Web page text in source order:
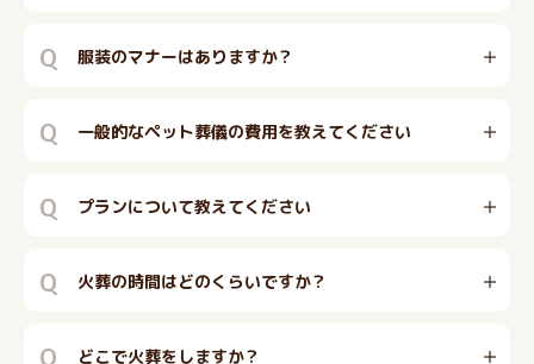
Q 服装のマナーはありますか？
Q 一般的なペット葬儀の費用を教えてください
Q プランについて教えてください
Q 火葬の時間はどのくらいですか？
Q どこで火葬をしますか？